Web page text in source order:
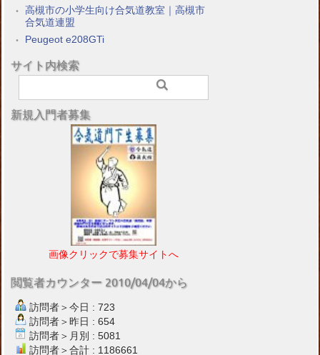
高槻市の小学生向け合気道教室｜高槻市
合気道連盟
Peugeot e208GTi
サイト内検索
新規入門者募集
画像クリックで募集サイトへ
閲覧者カウンター 2010/04/04から
訪問者＞今日 : 723
訪問者＞昨日 : 654
訪問者＞月別 : 5081
訪問者＞合計 : 1186661